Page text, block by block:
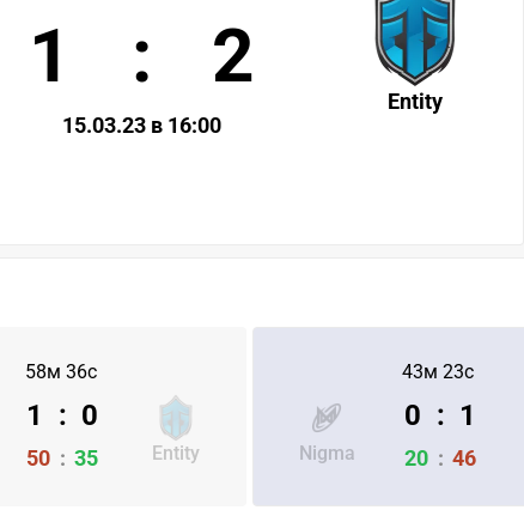
Entity
1 : 2
15.03.23 в 16:00
58м 36с
Entity
1 : 0
50 : 35
43м 23с
Nigma
0 : 1
20 : 46